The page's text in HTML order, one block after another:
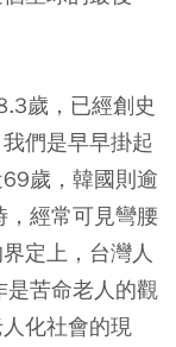
歲，已經創史
們是早早掛起
歲，韓國則逾
經常可見彎腰
定上，台灣人
苦命老人的觀
化社會的現